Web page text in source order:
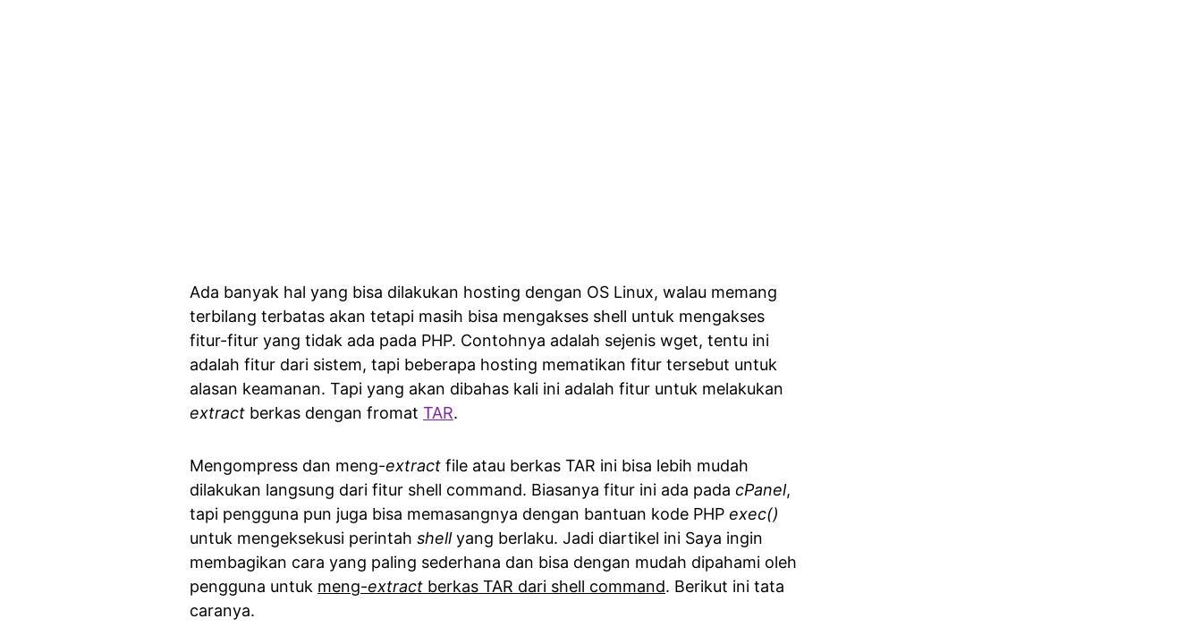
Ada banyak hal yang bisa dilakukan hosting dengan OS Linux, walau memang
terbilang terbatas akan tetapi masih bisa mengakses shell untuk mengakses
fitur-fitur yang tidak ada pada PHP. Contohnya adalah sejenis wget, tentu ini
adalah fitur dari sistem, tapi beberapa hosting mematikan fitur tersebut untuk
alasan keamanan. Tapi yang akan dibahas kali ini adalah fitur untuk melakukan
extract berkas dengan fromat TAR.
Mengompress dan meng-extract file atau berkas TAR ini bisa lebih mudah
dilakukan langsung dari fitur shell command. Biasanya fitur ini ada pada cPanel,
tapi pengguna pun juga bisa memasangnya dengan bantuan kode PHP exec()
untuk mengeksekusi perintah shellyang berlaku. Jadi diartikel ini Saya ingin
membagikan cara yang paling sederhana dan bisa dengan mudah dipahami oleh
pengguna untuk meng-extract berkas TAR dari shell command. Berikut ini tata
caranya.